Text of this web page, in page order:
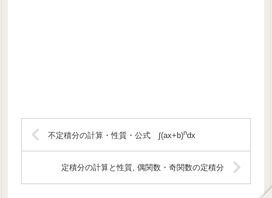
不定積分の計算・性質・公式 ∫(ax+b)ndx
定積分の計算と性質, 偶関数・奇関数の定積分